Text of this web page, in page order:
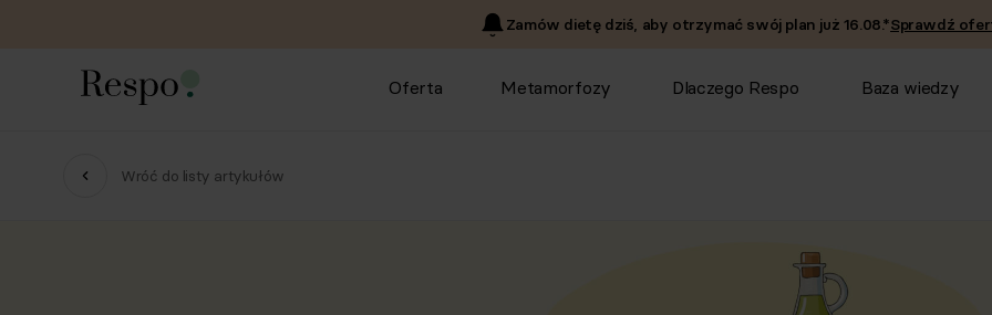
Zamów dietę dziś, aby otrzymać swój plan już 16.08.*Sprawdź
Oferta Metamorfozy Dlaczego Respo Baza wiedzy
Wróć do listy artykułów